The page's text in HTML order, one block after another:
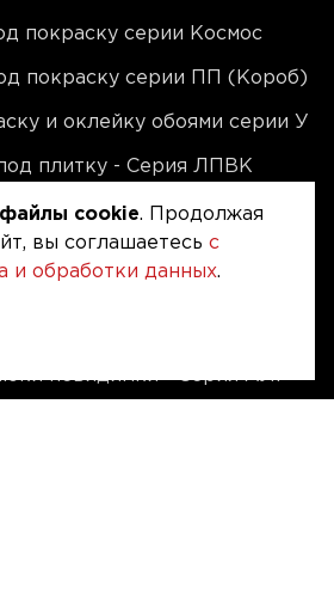
покраску серии Космос
покраску серии ПП (Короб)
и оклейку обоями серии У
плитку - Серия ЛПВК
серии A (сталь / присоска)
по индивидуальным размерам
невидимки - Серия АЛР
cookie. Продолжая
вы соглашаетесь с
и обработки данных.